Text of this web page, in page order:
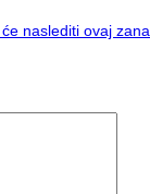
naslediti ovaj